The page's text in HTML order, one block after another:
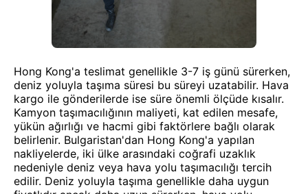
Hong Kong'a teslimat genellikle 3-7 iş günü sürerken,
deniz yoluyla taşıma süresi bu süreyi uzatabilir. Hava
kargo ile gönderilerde ise süre önemli ölçüde kısalır.
Kamyon taşımacılığının maliyeti, kat edilen mesafe,
yükün ağırlığı ve hacmi gibi faktörlere bağlı olarak
belirlenir. Bulgaristan'dan Hong Kong'a yapılan
nakliyelerde, iki ülke arasındaki coğrafi uzaklık
nedeniyle deniz veya hava yolu taşımacılığı tercih
edilir. Deniz yoluyla taşıma genellikle daha uygun